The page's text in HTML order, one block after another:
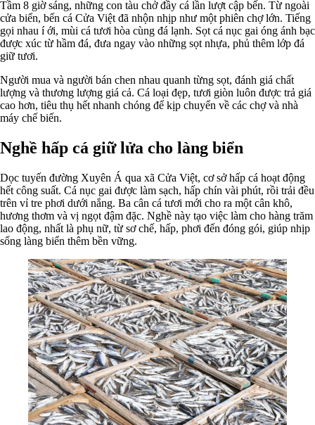
Tầm 8 giờ sáng, những con tàu chở đầy cá lần lượt cập bến. Từ ngoài
cửa biển, bến cá Cửa Việt đã nhộn nhịp như một phiên chợ lớn. Tiếng
gọi nhau í ới, mùi cá tươi hòa cùng đá lạnh. Sọt cá nục gai óng ánh bạc
được xúc từ hầm đá, đưa ngay vào những sọt nhựa, phủ thêm lớp đá
giữ tươi.
Người mua và người bán chen nhau quanh từng sọt, đánh giá chất
lượng và thương lượng giá cả. Cá loại đẹp, tươi giòn luôn được trả giá
cao hơn, tiêu thụ hết nhanh chóng để kịp chuyển về các chợ và nhà
máy chế biến.
Nghề hấp cá giữ lửa cho làng biển
Dọc tuyến đường Xuyên Á qua xã Cửa Việt, cơ sở hấp cá hoạt động
hết công suất. Cá nục gai được làm sạch, hấp chín vài phút, rồi trải đều
trên vỉ tre phơi dưới nắng. Ba cân cá tươi mới cho ra một cân khô,
hương thơm và vị ngọt đậm đặc. Nghề này tạo việc làm cho hàng trăm
lao động, nhất là phụ nữ, từ sơ chế, hấp, phơi đến đóng gói, giúp nhịp
sống làng biển thêm bền vững.